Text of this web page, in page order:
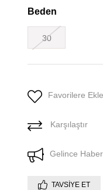
Beden
30
Favorilere Ekle
Karşılaştır
Gelince
TAVSIYE ET